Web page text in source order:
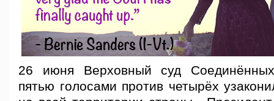
26 июня Верховный суд
пятью голосами против четырёх